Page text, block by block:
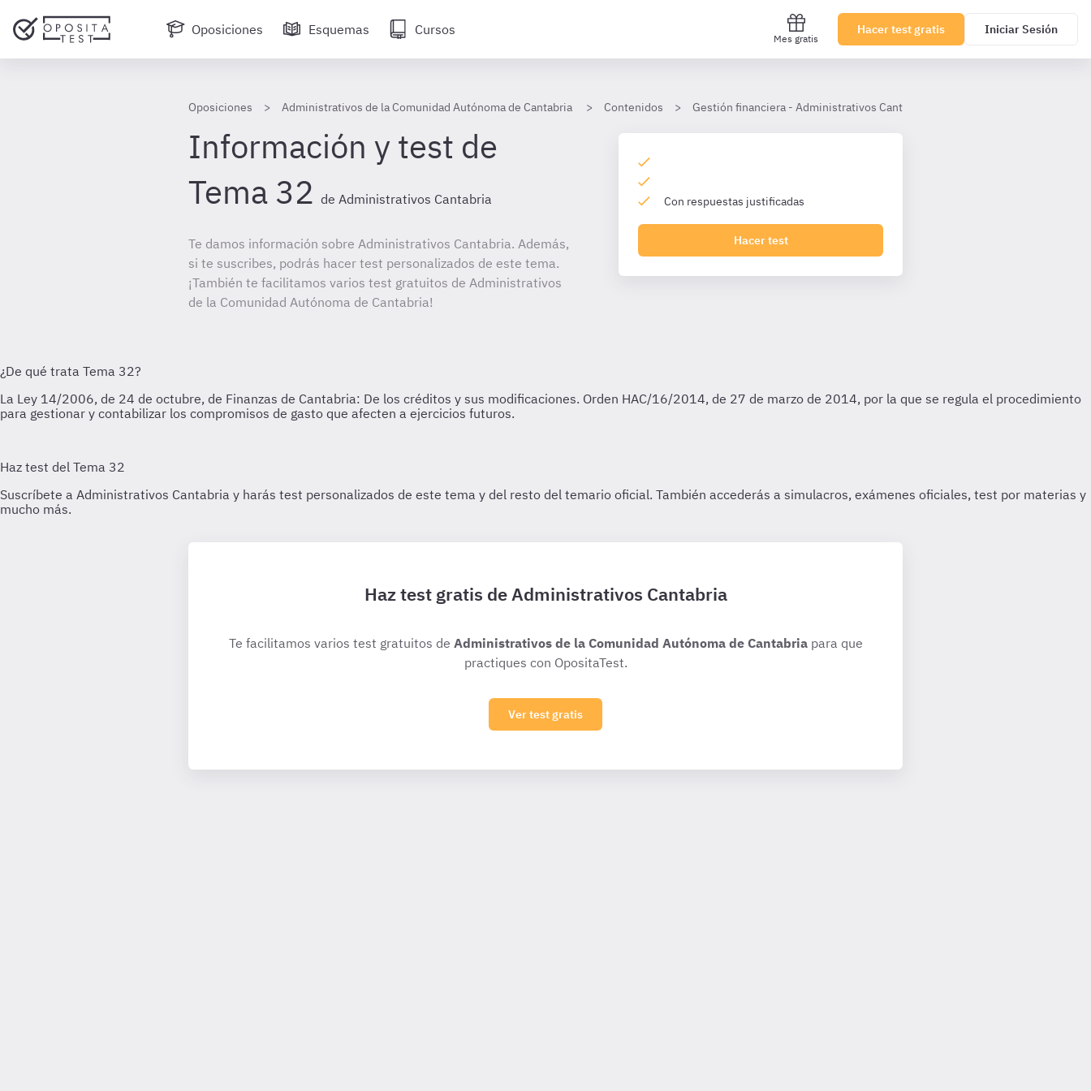
Oposiciones Esquemas Cursos
Mes gratis
Hacer test gratis Iniciar Sesión
Oposiciones Administrativos de la Comunidad Autónoma de Cantabria Contenidos Gestión financiera - Administrativos Cantabria TL
Información y test de
Tema 32 de Administrativos Cantabria
Te damos información sobre Administrativos Cantabria. Además,
si te suscribes, podrás hacer test personalizados de este tema.
¡También te facilitamos varios test gratuitos de Administrativos
de la Comunidad Autónoma de Cantabria!
Con respuestas justificadas
Hacer test
Haz test gratis de Administrativos Cantabria
Te facilitamos varios test gratuitos de Administrativos de la Comunidad Autónoma de Cantabriapara que
practiques con OpositaTest.
Ver test gratis